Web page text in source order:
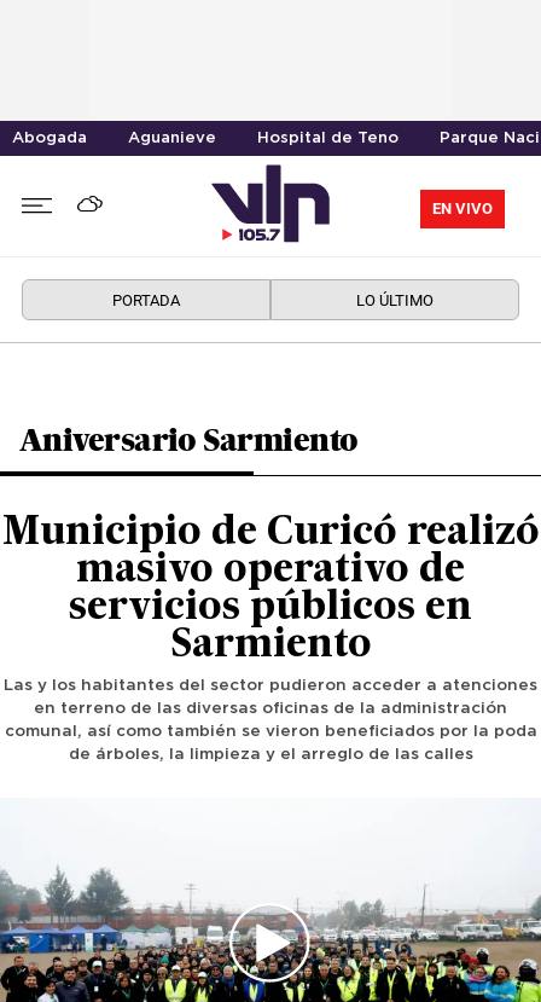
Abogada Aguanieve Hospital de Teno Parque
EN VIVO
PORTADA LO ÚLTIMO
Aniversario Sarmiento
Municipio de Curicó realizó
masivo operativo de
servicios públicos en
Sarmiento
Las y los habitantes del sector pudieron acceder a atenciones
en terreno de las diversas oficinas de la administración
comunal, así como también se vieron beneficiados por la poda
de árboles, la limpieza y el arreglo de las calles